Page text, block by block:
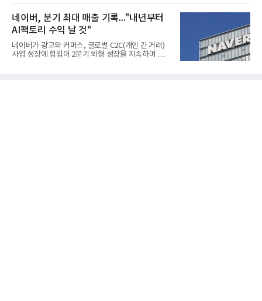
성이 개선됐다.금호석유
본격적인 시장 공략에 나선다.HD하이드로젠은 최근
한국전기안전공사(KESCO)로부터 SOFC 발전설비
‘HD250’과 ‘HD300’, 제조시설에 대한 사용전검사를
완료하고 제품 양산체계 구축했다고 밝혔다.HD250
과 HD300은 각각 249kW급과 285kW급의 중소형 발
전용 SOFC 제품이다. 이번 검사를 통해 HD하이드로
젠은 제품과 제조시설의 전기설비 안전성과 적합성을
네이버, 분기 최대 매출 기록..."내년부터
AI팩토리 수익 날 것"
네이버가 광고와 커머스, 글로벌 C2C(개인 간 거래)
사업 성장에 힘입어 2분기 외형 성장을 지속하며 역대